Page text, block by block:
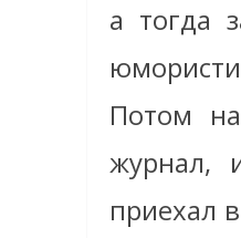
а тогда
Потом
журнал,
приехал